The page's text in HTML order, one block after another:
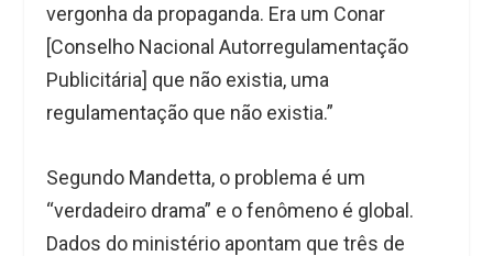
vergonha da propaganda. Era um Conar
[Conselho Nacional Autorregulamentação
Publicitária] que não existia, uma
regulamentação que não existia.”
Segundo Mandetta, o problema é um
“verdadeiro drama” e o fenômeno é global.
Dados do ministério apontam que três de